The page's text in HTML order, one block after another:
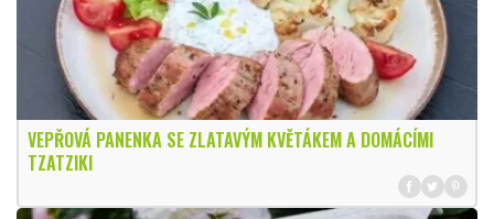
VEPŘOVÁ PANENKA SE ZLATAVÝM KVĚTÁKEM A DOMÁCÍMI
TZATZIKI